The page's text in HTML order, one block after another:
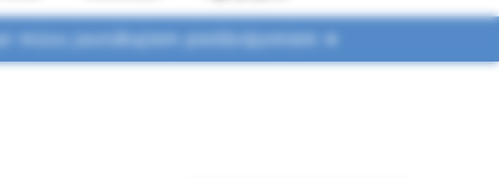
mūsu jaunākajiem piedāvājumiem ➤